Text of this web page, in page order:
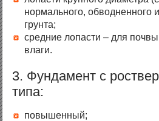
нормального, обводненного
грунта;
средние лопасти – для
влаги.
3. Фундамент с
типа:
повышенный;